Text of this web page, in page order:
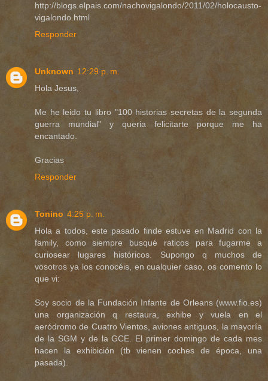
http://blogs.elpais.com/nachovigalondo/2011/02/holocausto-
vigalondo.html
Responder
Unknown 12:29 p. m.
Hola Jesus,
Me he leido tu libro "100 historias secretas de la segunda
guerra mundial" y queria felicitarte porque me ha
encantado.
Gracias
Responder
Tonino 4:25 p. m.
Hola a todos, este pasado finde estuve en Madrid con la
family, como siempre busqué raticos para fugarme a
curiosear lugares históricos. Supongo q muchos de
vosotros ya los conocéis, en cualquier caso, os comento lo
que vi:
Soy socio de la Fundación Infante de Orleans (www.fio.es)
una organización q restaura, exhibe y vuela en el
aeródromo de Cuatro Vientos, aviones antiguos, la mayoría
de la SGM y de la GCE. El primer domingo de cada mes
hacen la exhibición (tb vienen coches de época, una
pasada).